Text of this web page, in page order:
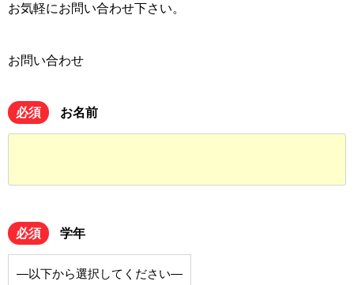
お気軽にお問い合わせ下さい。
お問い合わせ
必須 お名前
必須 学年